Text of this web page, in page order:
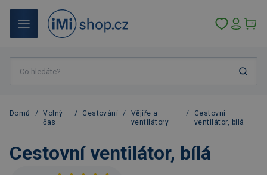
Domů /
Volný
čas
/ Cestování /
Vějíře a
ventilátory
/
Cestovní
ventilátor, bílá
Cestovní ventilátor, bílá